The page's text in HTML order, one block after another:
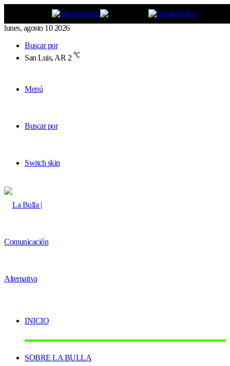
lunes, agosto 10 2026
Buscar por
San Luis, AR 2 ℃
Menú
Buscar por
Switch skin
INICIO
SOBRE LA BULLA